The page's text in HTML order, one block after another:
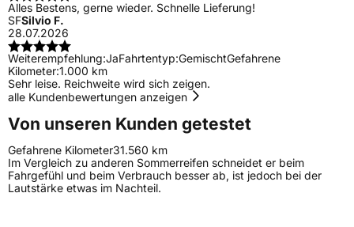
Alles Bestens, gerne wieder. Schnelle Lieferung!
SFSilvio F.
28.07.2026
Weiterempfehlung:JaFahrtentyp:GemischtGefahrene
Kilometer:1.000 km
Sehr leise. Reichweite wird sich zeigen.
alle Kundenbewertungen anzeigen
Von unseren Kunden getestet
Gefahrene Kilometer31.560 km
Im Vergleich zu anderen Sommerreifen schneidet er beim
Fahrgefühl und beim Verbrauch besser ab, ist jedoch bei der
Lautstärke etwas im Nachteil.